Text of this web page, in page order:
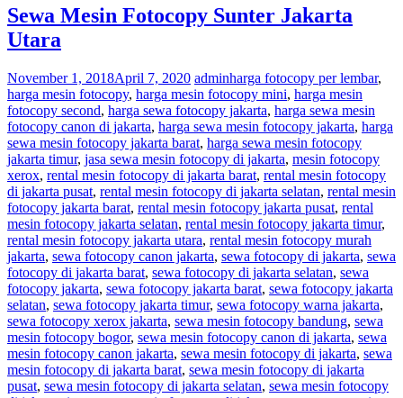
Sewa Mesin Fotocopy Sunter Jakarta
Utara
November 1, 2018April 7, 2020 adminharga fotocopy per lembar,
harga mesin fotocopy, harga mesin fotocopy mini, harga mesin
fotocopy second, harga sewa fotocopy jakarta, harga sewa mesin
fotocopy canon di jakarta, harga sewa mesin fotocopy jakarta, harga
sewa mesin fotocopy jakarta barat, harga sewa mesin fotocopy
jakarta timur, jasa sewa mesin fotocopy di jakarta, mesin fotocopy
xerox, rental mesin fotocopy di jakarta barat, rental mesin fotocopy
di jakarta pusat, rental mesin fotocopy di jakarta selatan, rental mesin
fotocopy jakarta barat, rental mesin fotocopy jakarta pusat, rental
mesin fotocopy jakarta selatan, rental mesin fotocopy jakarta timur,
rental mesin fotocopy jakarta utara, rental mesin fotocopy murah
jakarta, sewa fotocopy canon jakarta, sewa fotocopy di jakarta, sewa
fotocopy di jakarta barat, sewa fotocopy di jakarta selatan, sewa
fotocopy jakarta, sewa fotocopy jakarta barat, sewa fotocopy jakarta
selatan, sewa fotocopy jakarta timur, sewa fotocopy warna jakarta,
sewa fotocopy xerox jakarta, sewa mesin fotocopy bandung, sewa
mesin fotocopy bogor, sewa mesin fotocopy canon di jakarta, sewa
mesin fotocopy canon jakarta, sewa mesin fotocopy di jakarta, sewa
mesin fotocopy di jakarta barat, sewa mesin fotocopy di jakarta
pusat, sewa mesin fotocopy di jakarta selatan, sewa mesin fotocopy